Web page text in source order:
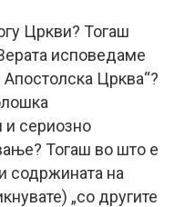
Цркви? Тогаш
исповедаме
Црква“?
и сериозно
Тогаш во што е
содржината на
„со другите